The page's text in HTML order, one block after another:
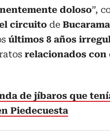
doloso”,
circuito de
últimos 8 años
relacionados
de jíbaros que
Piedecuesta